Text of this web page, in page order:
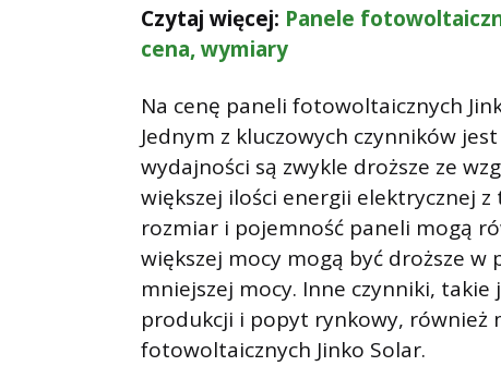
Czytaj więcej: Panele
cena, wymiary
Na cenę paneli fotowoltaicznych
Jednym z kluczowych czynników
wydajności są zwykle droższe ze
większej ilości energii elektrycznej z
rozmiar i pojemność paneli mogą
większej mocy mogą być droższe
mniejszej mocy. Inne czynniki,
produkcji i popyt rynkowy, również
fotowoltaicznych Jinko Solar.